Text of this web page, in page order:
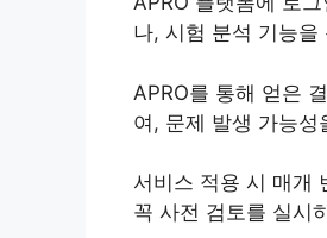
나, 시험 분석 기능
APRO를 통해 얻은
여, 문제 발생 가능성
서비스 적용 시 매개
꼭 사전 검토를 실시